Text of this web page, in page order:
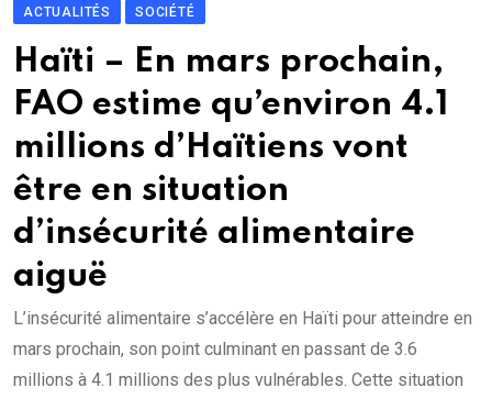
ACTUALITÉS SOCIÉTÉ
Haïti – En mars prochain,
FAO estime qu’environ 4.1
millions d’Haïtiens vont
être en situation
d’insécurité alimentaire
aiguë
L’insécurité alimentaire s’accélère en Haïti pour atteindre en
mars prochain, son point culminant en passant de 3.6
millions à 4.1 millions des plus vulnérables. Cette situation